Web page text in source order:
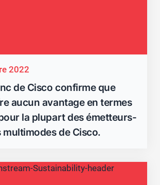
2022
de Cisco confirme que
aucun avantage en termes
la plupart des émetteurs-
de Cisco.